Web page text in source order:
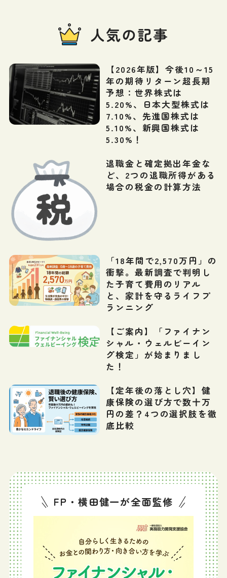
人気の記事
【2026年版】今後10～15
年の期待リターン超長期
予想：世界株式は
5.20%、日本大型株式は
7.10%、先進国株式は
5.10%、新興国株式は
5.30%！
退職金と確定拠出年金な
ど、2つの退職所得がある
場合の税金の計算方法
「18年間で2,570万円」の
衝撃。最新調査で判明し
た子育て費用のリアル
と、家計を守るライフプ
ランニング
【ご案内】「ファイナン
シャル・ウェルビーイン
グ検定」が始まりまし
た！
【定年後の落とし穴】健
康保険の選び方で数十万
円の差？4つの選択肢を徹
底比較
FP・横田健一が全面監修